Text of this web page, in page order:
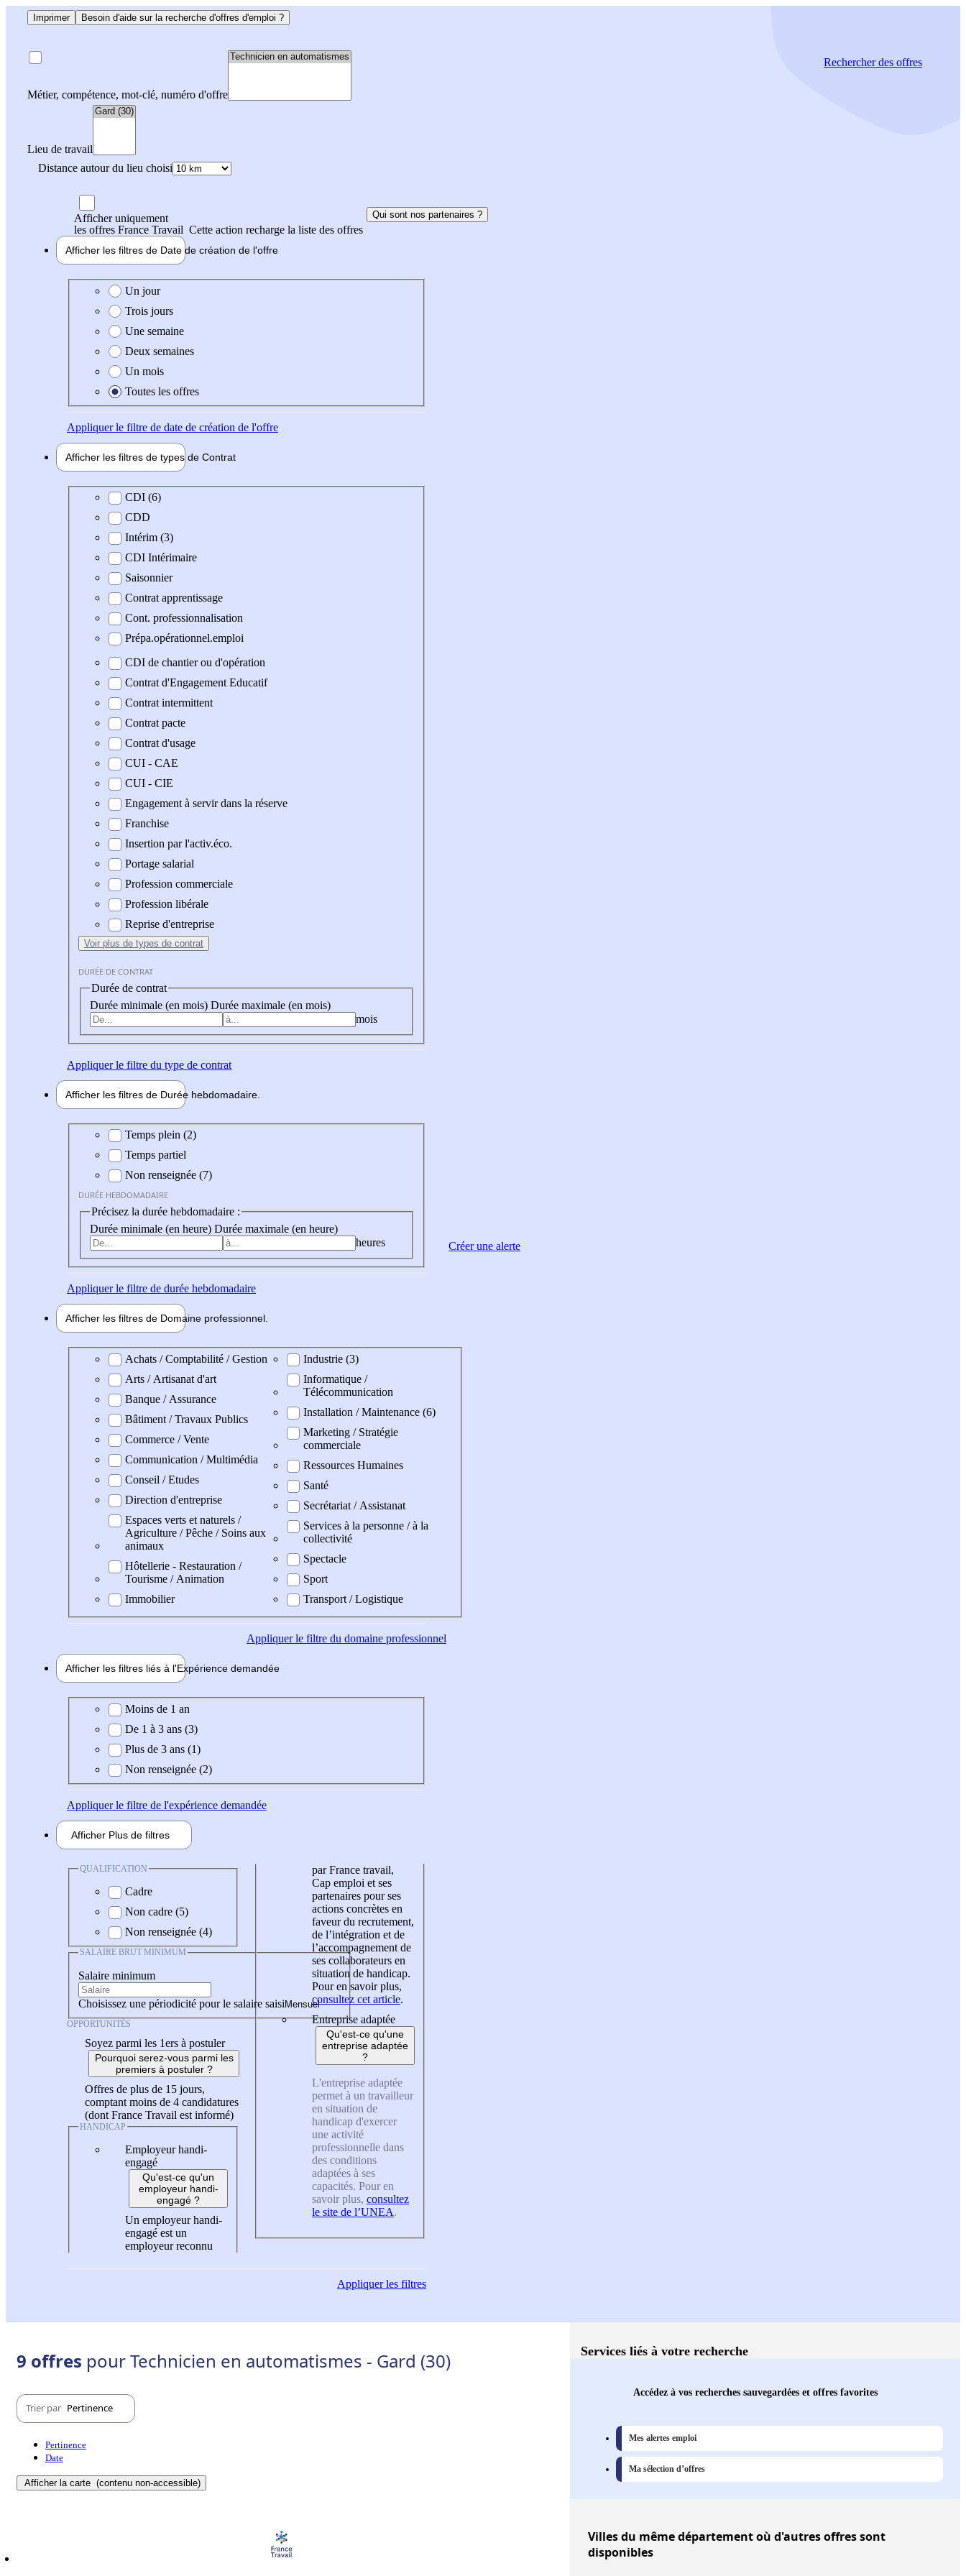
Imprimer Besoin d'aide sur la recherche d'offres d'emploi ?
Métier, compétence, mot-clé, numéro d'offre
Lieu de travail
Distance autour du lieu choisi
Rechercherdes offres
Afficher uniquement
les offres France Travail Cette action recharge la liste des offres
Qui sont nos partenaires ?
Afficher les filtres de Date de création de l'offre
Date de création de l'offre
Un jour
Trois jours
Une semaine
Deux semaines
Un mois
Toutes les offres
Appliquerle filtre de date de création de l'offre
Afficher les filtres de types de Contrat
Type de contrat
CDI (6)
CDD
Intérim (3)
CDI Intérimaire
Saisonnier
Contrat apprentissage
Cont. professionnalisation
Prépa.opérationnel.emploi
CDI de chantier ou d'opération
Contrat d'Engagement Educatif
Contrat intermittent
Contrat pacte
Contrat d'usage
CUI - CAE
CUI - CIE
Engagement à servir dans la réserve
Franchise
Insertion par l'activ.éco.
Portage salarial
Profession commerciale
Profession libérale
Reprise d'entreprise
Voir plus de types de contrat
DURÉE DE CONTRAT
Durée de contrat
Durée minimale (en mois) Durée maximale (en mois)
mois
Appliquerle filtre du type de contrat
Afficher les filtres de Durée hebdomadaire
Durée hebdomadaire
Temps plein (2)
Temps partiel
Non renseignée (7)
DURÉE HEBDOMADAIRE
Précisez la durée hebdomadaire :
Durée minimale (en heure) Durée maximale (en heure)
heures
Appliquerle filtre de durée hebdomadaire
Afficher les filtres de Domaine professionnel
Domaine professionel
Achats / Comptabilité / Gestion
Arts / Artisanat d'art
Banque / Assurance
Bâtiment / Travaux Publics
Commerce / Vente
Communication / Multimédia
Conseil / Etudes
Direction d'entreprise
Espaces verts et naturels /
Agriculture / Pêche / Soins aux
animaux
Hôtellerie - Restauration /
Tourisme / Animation
Immobilier
Industrie (3)
Informatique /
Télécommunication
Installation / Maintenance (6)
Marketing / Stratégie
commerciale
Ressources Humaines
Santé
Secrétariat / Assistanat
Services à la personne / à la
collectivité
Spectacle
Sport
Transport / Logistique
Appliquerle filtre du domaine professionnel
Afficher les filtres liés à l'Expérience demandée
Expérience demandée
Moins de 1 an
De 1 à 3 ans (3)
Plus de 3 ans (1)
Non renseignée (2)
Appliquerle filtre de l'expérience demandée
Afficher Plus de filtres
QUALIFICATION
Cadre
Non cadre (5)
Non renseignée (4)
SALAIRE BRUT MINIMUM
Salaire minimum
Choisissez une périodicité pour le salaire saisi
OPPORTUNITÉS
Soyez parmi les 1ers à postuler
Pourquoi serez-vous parmi les
premiers à postuler ?
Offres de plus de 15 jours,
comptant moins de 4 candidatures
(dont France Travail est informé)
HANDICAP
Employeur handi-
engagé
Qu'est-ce qu'un
employeur handi-
engagé ?
Un employeur handi-
engagé est un
employeur reconnu
par France travail,
Cap emploi et ses
partenaires pour ses
actions concrètes en
faveur du recrutement,
de l’intégration et de
l’accompagnement de
ses collaborateurs en
situation de handicap.
Pour en savoir plus,
consultez cet article.
Entreprise adaptée
Qu'est-ce qu'une
entreprise adaptée
?
L'entreprise adaptée
permet à un travailleur
en situation de
handicap d'exercer
une activité
professionnelle dans
des conditions
adaptées à ses
capacités. Pour en
savoir plus, consultez
le site de l’UNEA.
Appliquerles filtres
Créer une alerte
9 offres pour Technicien en automatismes - Gard (30)
Trier par Pertinence
Pertinence
Date
Afficher la carte (contenu non-accessible)
Services liés à votre recherche
Accédez à vos recherches sauvegardées et offres favorites
Mes alertes emploi
Ma sélection d’offres
Villesdu même département où d'autres offres sont
disponibles